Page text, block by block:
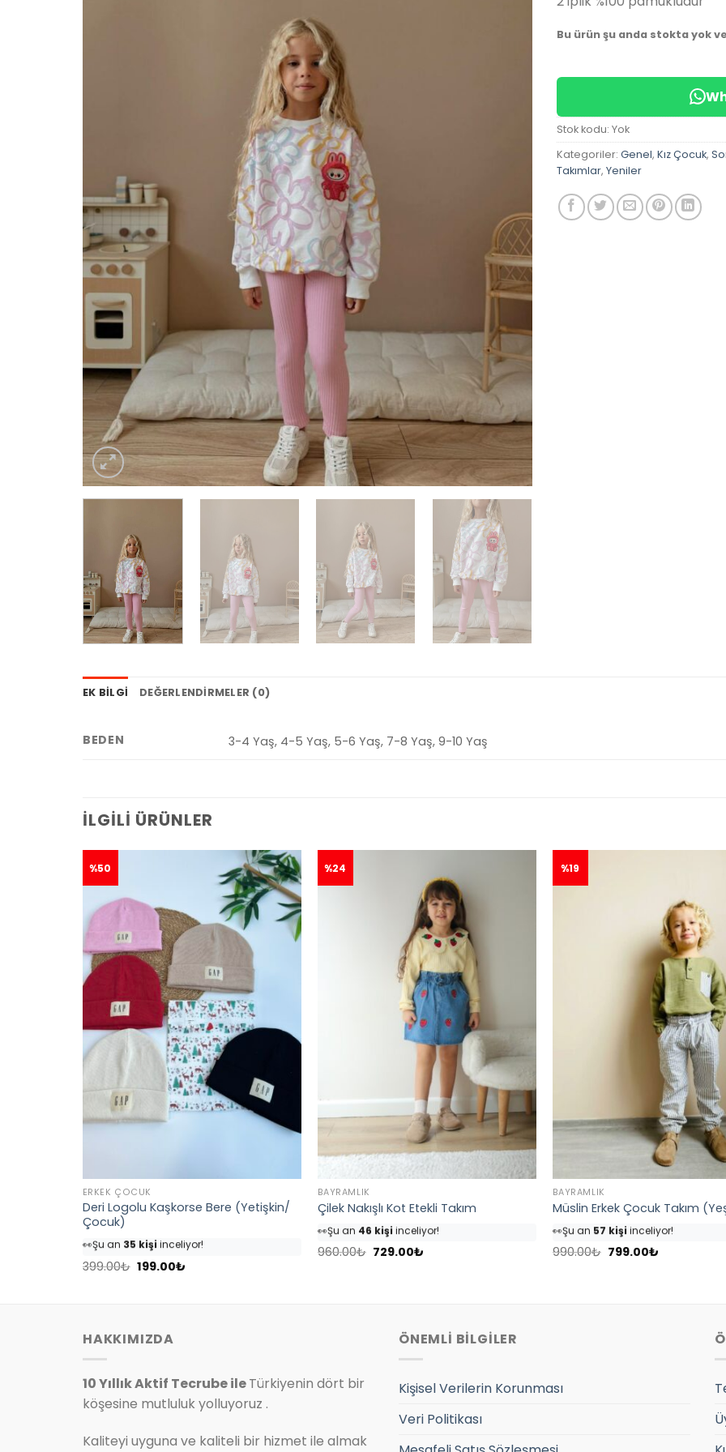
Bu ürün şu anda stokta yok
Stok kodu: Yok
Kategoriler: Genel, Kız Çocuk,
Takımlar, Yeniler
EK BILGI DEĞERLENDIRMELER (0)
BEDEN 3-4 Yaş, 4-5 Yaş, 5-6 Yaş, 7-8 Yaş, 9-10 Yaş
İLGILI ÜRÜNLER
%50
ERKEK ÇOCUK
Deri Logolu Kaşkorse Bere (Yetişkin/
Çocuk)
👀Şu an35 kişi
⭐️Bu ürünü 40 kişifavoriledi!
🛒18 kişisepetine ekledi!
399.00₺ Orijinal
199.00₺
%24
BAYRAMLIK
Çilek Nakışlı Kot Etekli Takım
👀Şu an46 kişiinceliyor!
⭐️Bu ürünü54 kişifavoriledi!
🛒25 kişisepetine ekledi!
960.00₺ Orijinal
729.00₺
%19
BAYRAMLIK
Müslin Erkek Çocuk Takım
👀Şu an57 kişiinceliyor!
⭐️Bu ürünü 68 kişifavoriledi!
🛒32 kişisepetine ekledi!
990.00₺ Orijinal
799.00₺
HAKKIMIZDA
10 Yıllık Aktif Tecrube ileTürkiyenin dört bir
köşesine mutluluk yolluyoruz .
Kaliteyi uyguna ve kaliteli bir hizmet ile almak
ÖNEMLİ BİLGİLER
Kişisel Verilerin Korunması
Veri Politikası